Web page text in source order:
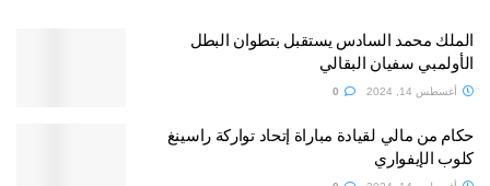
الملك محمد السادس يستقبل بتطوان البطل
الأولمبي سفيان البقالي
أغسطس 14, 2024
حكام من مالي لقيادة مباراة إتحاد تواركة راسينغ
كلوب الإيفواري